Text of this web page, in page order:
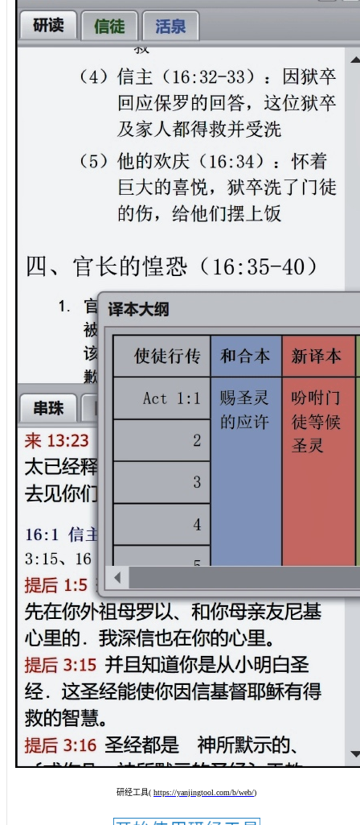
研经工具( https://yanjingtool.com/b/web/)